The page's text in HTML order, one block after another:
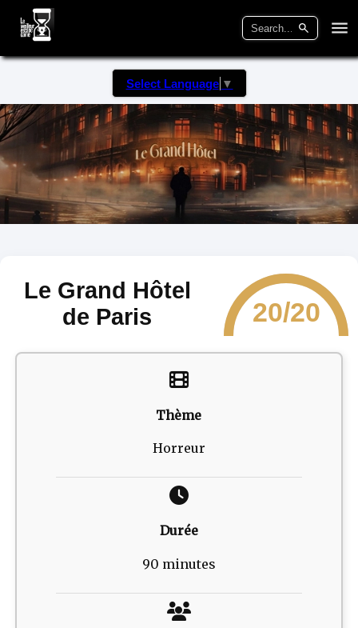
Select Language ▼
Le Grand Hôtel
de Paris
20/20
Thème
Horreur
Durée
90 minutes